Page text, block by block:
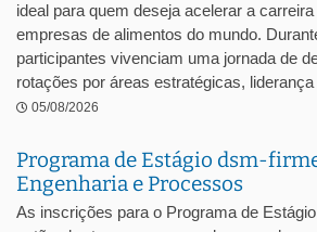
ideal para quem deseja acelerar a
empresas de alimentos do mundo.
participantes vivenciam uma jornada de
rotações por áreas estratégicas,
05/08/2026
Programa de Estágio dsm-
Engenharia e Processos
As inscrições para o Programa de